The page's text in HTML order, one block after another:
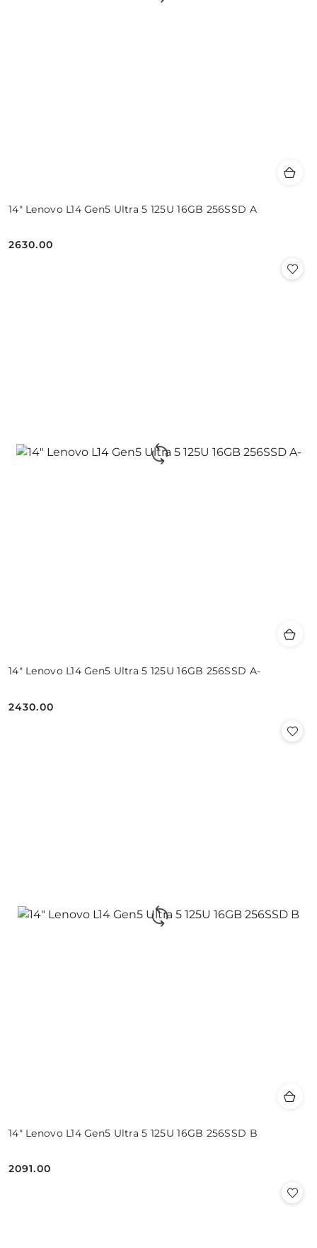
14" Lenovo L14 Gen5 Ultra 5 125U 16GB 256SSD A
Cena:
2630.00
14" Lenovo L14 Gen5 Ultra 5 125U 16GB 256SSD A-
Cena:
2430.00
14" Lenovo L14 Gen5 Ultra 5 125U 16GB 256SSD B
Cena:
2091.00